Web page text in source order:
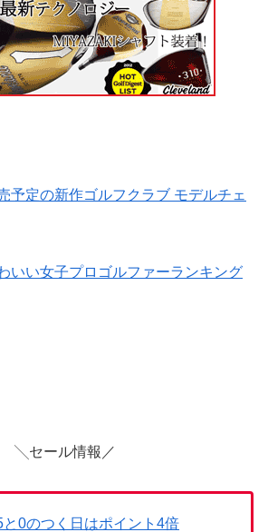
予定の新作ゴルフクラブ モデルチェ
いい女子プロゴルファーランキング
╲セール情報／
0のつく日はポイント4倍